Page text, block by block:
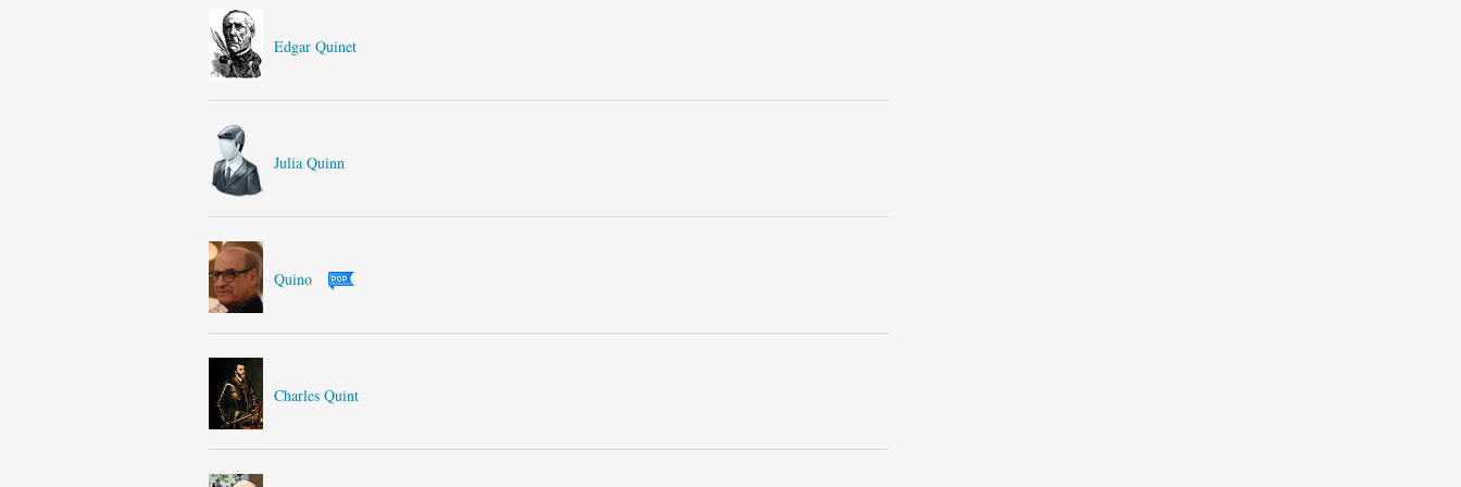
Edgar Quinet
Julia Quinn
Quino
Charles Quint